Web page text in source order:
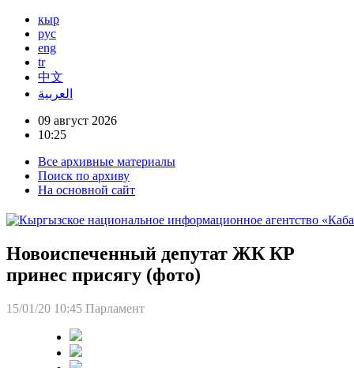
кыр
рус
eng
tr
中文
العربية
09 август 2026
10:25
Все архивные материалы
Поиск по архиву
На основной сайт
Новоиспеченный депутат ЖК КР
принес присягу (фото)
15/01/20 10:45 Парламент